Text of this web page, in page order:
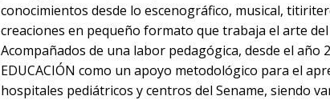
conocimientos desde lo escenográfico, musical,
creaciones en pequeño formato que trabaja el arte
Acompañados de una labor pedagógica, desde el año
EDUCACIÓN como un apoyo metodológico para el
hospitales pediátricos y centros del Sename, siendo